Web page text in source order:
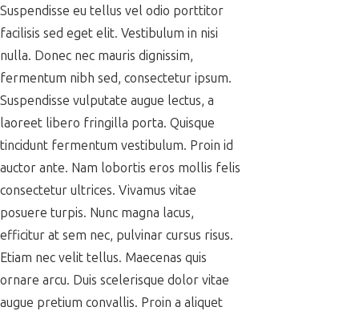
Suspendisse eu tellus vel odio porttitor
facilisis sed eget elit. Vestibulum in nisi
nulla. Donec nec mauris dignissim,
fermentum nibh sed, consectetur ipsum.
Suspendisse vulputate augue lectus, a
laoreet libero fringilla porta. Quisque
tincidunt fermentum vestibulum. Proin id
auctor ante. Nam lobortis eros mollis felis
consectetur ultrices. Vivamus vitae
posuere turpis. Nunc magna lacus,
efficitur at sem nec, pulvinar cursus risus.
Etiam nec velit tellus. Maecenas quis
ornare arcu. Duis scelerisque dolor vitae
augue pretium convallis. Proin a aliquet